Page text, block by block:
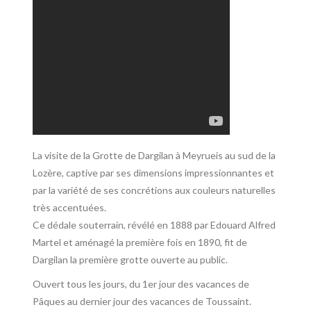
La visite de la Grotte de Dargilan à Meyrueis au sud de la
Lozère, captive par ses dimensions impressionnantes et
par la variété de ses concrétions aux couleurs naturelles
très accentuées.
Ce dédale souterrain, révélé en 1888 par Edouard Alfred
Martel et aménagé la première fois en 1890, fit de
Dargilan la première grotte ouverte au public.
Ouvert tous les jours, du 1er jour des vacances de
Pâques au dernier jour des vacances de Toussaint.